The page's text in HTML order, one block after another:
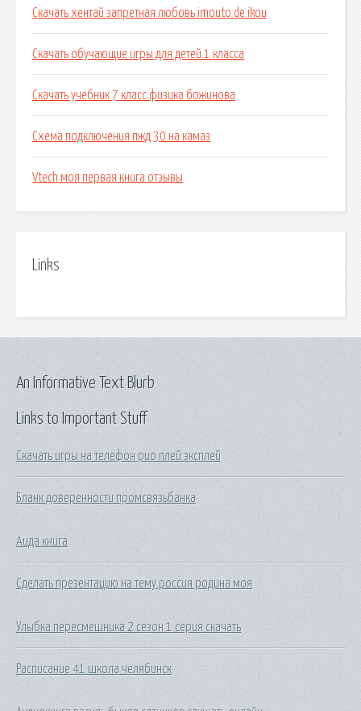
Скачать хентай запретная любовь imouto de ikou
Скачать обучающие игры для детей 1 класса
Скачать учебник 7 класс физика божинова
Схема подключения пжд 30 на камаз
Vtech моя первая книга отзывы
Links
Links to Important Stuff
Скачать игры на телефон рио плей эксплей
Бланк доверенности промсвязьбанка
Аида книга
Сделать презентацию на тему россия родина моя
Улыбка пересмешника 2 сезон 1 серия скачать
Расписание 41 школа челябинск
An Informative Text Blurb